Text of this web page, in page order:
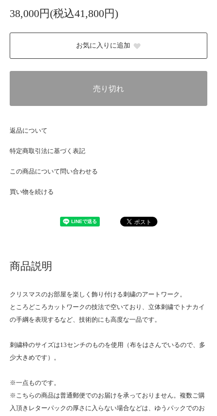
38,000円(税込41,800円)
お気に入りに追加
売り切れ
返品について
特定商取引法に基づく表記
この商品について問い合わせる
買い物を続ける
商品説明
クリスマスのお部屋を楽しく飾り付ける刺繍のアートワーク。
ところどころカットワークの技法で空いており、立体刺繍でトナカイ
の手綱を表現するなど、技術的にも高度な一品です。
刺繍枠のサイズは13センチのものを使用（布をはさんでいるので、多
少大きめです）。
※一点ものです。
※こちらの商品は普通郵便でのお届けを承っておりません。複数ご購
入頂きレターパックの厚さに入らない場合などは、ゆうパックでのお